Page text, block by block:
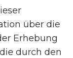
über die
Erhebung
durch den